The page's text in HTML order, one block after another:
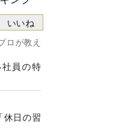
ロが教え
員の特
休日の習
いいね